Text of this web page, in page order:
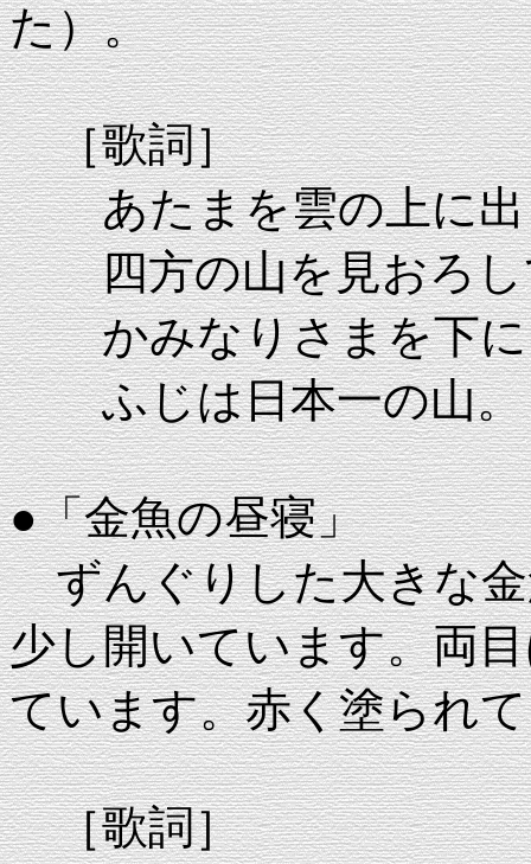
た）。
［歌詞］
あたまを雲の上に出
四方の山を見おろし
かみなりさまを下に
ふじは日本一の山。
●「金魚の昼寝」
ずんぐりした大きな金
少し開いています。両
ています。赤く塗られ
［歌詞］